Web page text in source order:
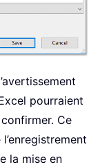
pourraient
Ce
la mise en